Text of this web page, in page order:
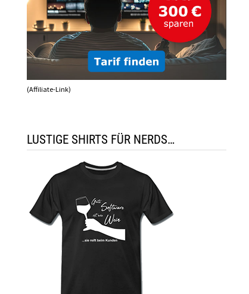
(Affiliate-Link)
LUSTIGE SHIRTS FÜR NERDS…